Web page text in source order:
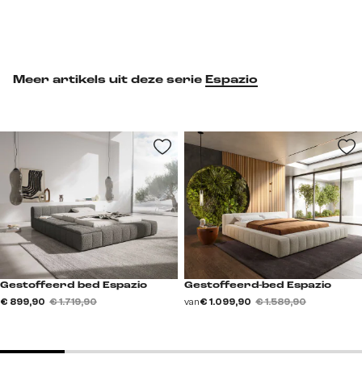
Meer artikels uit deze serie Espazio
Gestoffeerd bed Espazio
€ 899,90 € 1.719,90
Gestoffeerd-bed Espazio
van€ 1.099,90 € 1.589,90